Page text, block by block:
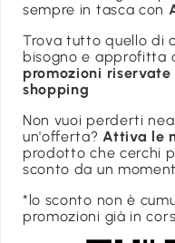
sempre in tasca con
Trova tutto quello di
bisogno e approfitta
promozioni
shopping
Non vuoi perderti
un'offerta?Attiva le
prodotto che cerchi
sconto da un
*lo sconto non è
promozioni già in